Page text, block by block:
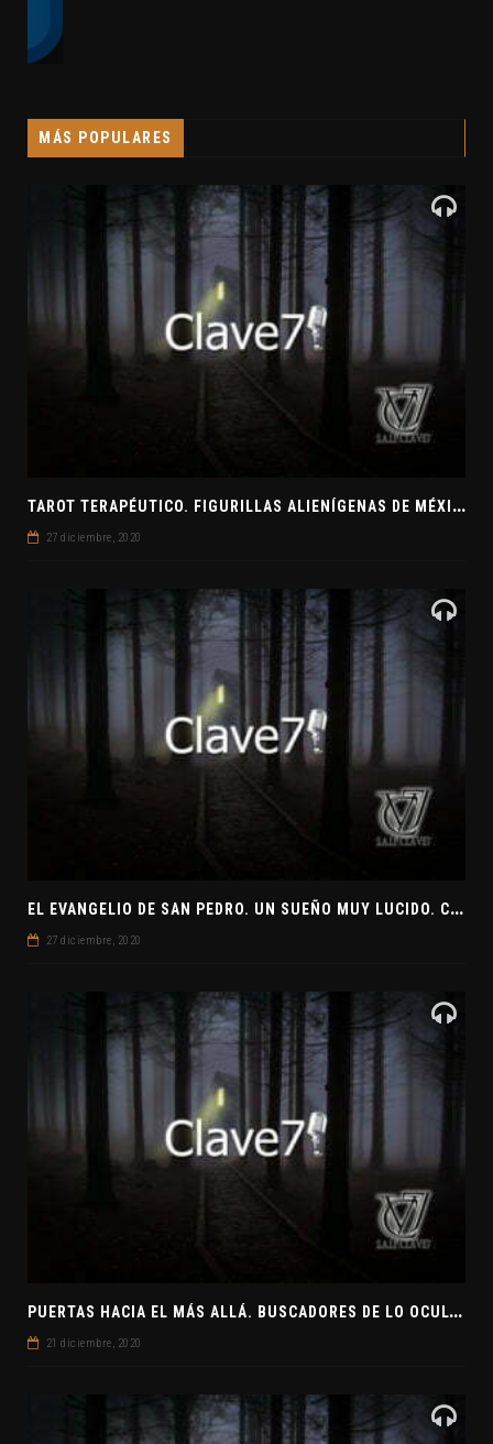
MÁS POPULARES
T
AROT TERAPÉUTICO. FIGURILLAS ALIENÍGENAS DE MÉXICO. EL SECRETO DE LAS RELACIONES. EVANGELIO DE JUDAS
27 diciembre, 2020
E
L EVANGELIO DE SAN PEDRO. UN SUEÑO MUY LUCIDO. CLAVE7 NEWS ¿PREPARADOS PARA UNA VISITA EXTRATERRESTRE?
27 diciembre, 2020
P
UERTAS HACIA EL MÁS ALLÁ. BUSCADORES DE LO OCULTO. EL PENSAMIENTO ABSTRACTO. EVANGELIOS APÓCRIFOS
21 diciembre, 2020